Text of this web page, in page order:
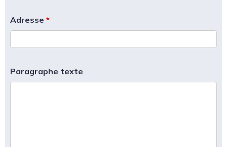
Adresse *
Paragraphe texte